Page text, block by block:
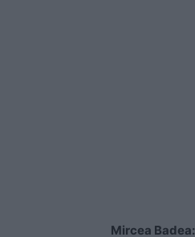
Mircea Badea: